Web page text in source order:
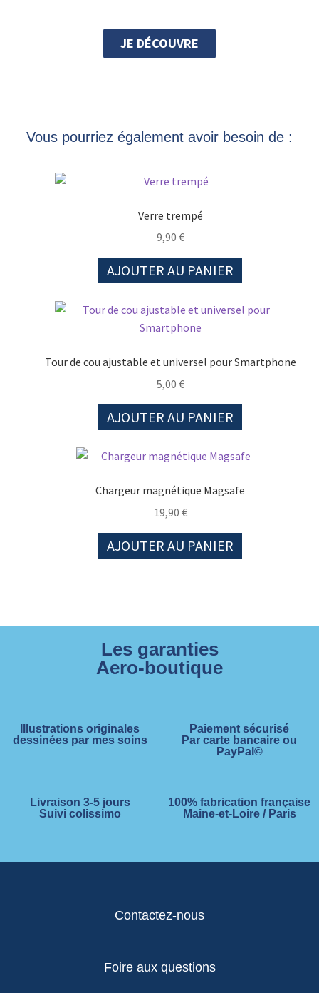
JE DÉCOUVRE
Vous pourriez également avoir besoin de :
Verre trempé
9,90 €
AJOUTER AU PANIER
Tour de cou ajustable et universel pour Smartphone
5,00 €
AJOUTER AU PANIER
Chargeur magnétique Magsafe
19,90 €
AJOUTER AU PANIER
Les garanties
Aero-boutique
Illustrations originales
dessinées par mes soins
Paiement sécurisé
Par carte bancaire ou
PayPal©
Livraison 3-5 jours
Suivi colissimo
100% fabrication française
Maine-et-Loire / Paris
Contactez-nous
Foire aux questions